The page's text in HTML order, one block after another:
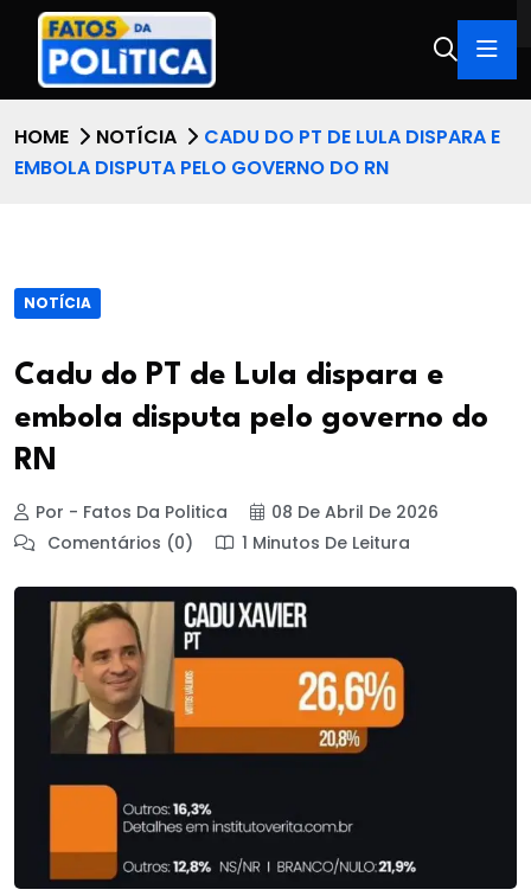
HOME NOTÍCIA
CADU DO PT DE LULA DISPARA E
EMBOLA DISPUTA PELO GOVERNO DO RN
NOTÍCIA
Cadu do PT de Lula dispara e
embola disputa pelo governo do
RN
Por - Fatos Da Politica
08 De Abril De 2026
Comentários (0)
1 Minutos De Leitura